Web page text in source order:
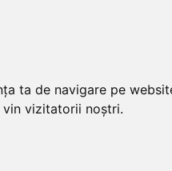
ta de navigare pe
vizitatorii noștri.